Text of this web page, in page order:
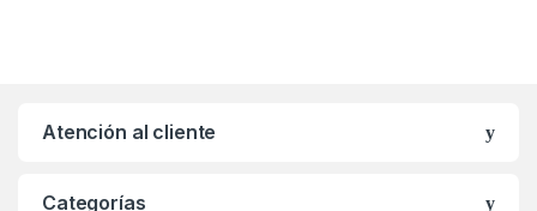
Atención al cliente
Categorías